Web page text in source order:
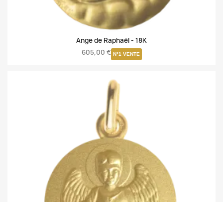
Ange de Raphaël - 18K
605,00 € N°1 VENTE